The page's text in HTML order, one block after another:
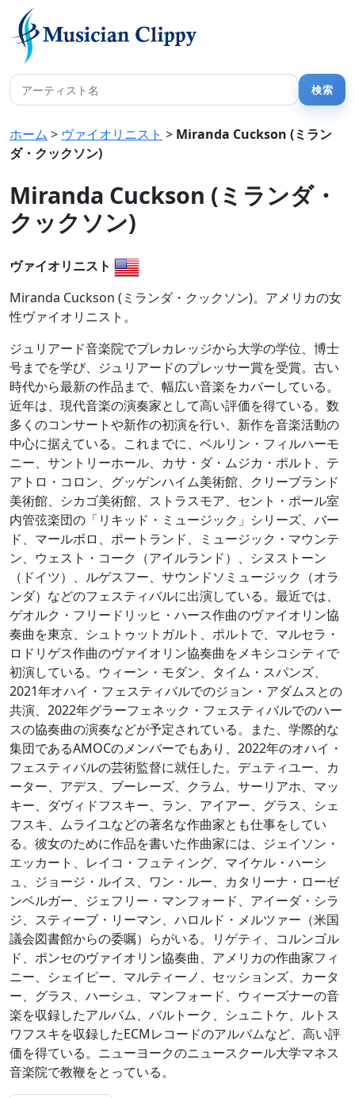
ホーム > ヴァイオリニスト > Miranda Cuckson (ミラン
ダ・クックソン)
Miranda Cuckson (ミランダ・
クックソン)
ヴァイオリニスト
Miranda Cuckson (ミランダ・クックソン)。アメリカの女
性ヴァイオリニスト。
ジュリアード音楽院でプレカレッジから大学の学位、博士
号までを学び、ジュリアードのプレッサー賞を受賞。古い
時代から最新の作品まで、幅広い音楽をカバーしている。
近年は、現代音楽の演奏家として高い評価を得ている。数
多くのコンサートや新作の初演を行い、新作を音楽活動の
中心に据えている。これまでに、ベルリン・フィルハーモ
ニー、サントリーホール、カサ・ダ・ムジカ・ポルト、テ
アトロ・コロン、グッゲンハイム美術館、クリーブランド
美術館、シカゴ美術館、ストラスモア、セント・ポール室
内管弦楽団の「リキッド・ミュージック」シリーズ、バー
ド、マールボロ、ポートランド、ミュージック・マウンテ
ン、ウェスト・コーク（アイルランド）、シヌストーン
（ドイツ）、ルゲスフー、サウンドソミュージック（オラ
ンダ）などのフェスティバルに出演している。最近では、
ゲオルク・フリードリッヒ・ハース作曲のヴァイオリン協
奏曲を東京、シュトゥットガルト、ポルトで、マルセラ・
ロドリゲス作曲のヴァイオリン協奏曲をメキシコシティで
初演している。ウィーン・モダン、タイム・スパンズ、
2021年オハイ・フェスティバルでのジョン・アダムスとの
共演、2022年グラーフェネック・フェスティバルでのハー
スの協奏曲の演奏などが予定されている。また、学際的な
集団であるAMOCのメンバーでもあり、2022年のオハイ・
フェスティバルの芸術監督に就任した。デュティユー、カ
ーター、アデス、ブーレーズ、クラム、サーリアホ、マッ
キー、ダヴィドフスキー、ラン、アイアー、グラス、シェ
フスキ、ムライユなどの著名な作曲家とも仕事をしてい
る。彼女のために作品を書いた作曲家には、ジェイソン・
エッカート、レイコ・フュティング、マイケル・ハーシ
ュ、ジョージ・ルイス、ワン・ルー、カタリーナ・ローゼ
ンベルガー、ジェフリー・マンフォード、アイーダ・シラ
ジ、スティーブ・リーマン、ハロルド・メルツァー（米国
議会図書館からの委嘱）らがいる。リゲティ、コルンゴル
ド、ポンセのヴァイオリン協奏曲、アメリカの作曲家フィ
ニー、シェイピー、マルティーノ、セッションズ、カータ
ー、グラス、ハーシュ、マンフォード、ウィーズナーの音
楽を収録したアルバム、バルトーク、シュニトケ、ルトス
ワフスキを収録したECMレコードのアルバムなど、高い評
価を得ている。ニューヨークのニュースクール大学マネス
音楽院で教鞭をとっている。